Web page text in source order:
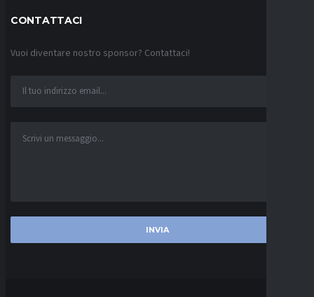
CONTATTACI
Vuoi diventare nostro sponsor? Contattaci!